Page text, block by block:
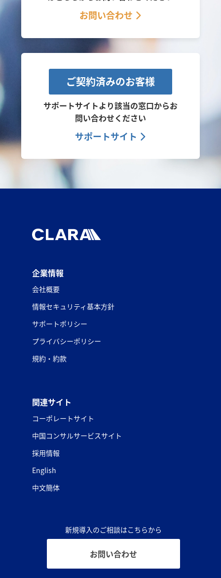
お問い合わせ
ご契約済みのお客様
サポートサイトより該当の窓口からお
問い合わせください
サポートサイト
企業情報
会社概要
情報セキュリティ基本方針
サポートポリシー
プライバシーポリシー
規約・約款
関連サイト
コーポレートサイト
中国コンサルサービスサイト
採用情報
English
中文簡体
新規導入のご相談はこちらから
お問い合わせ